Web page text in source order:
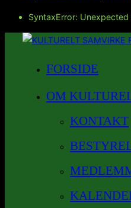
SyntaxError:
Videre
FORSIDE
OM
KONTAKT